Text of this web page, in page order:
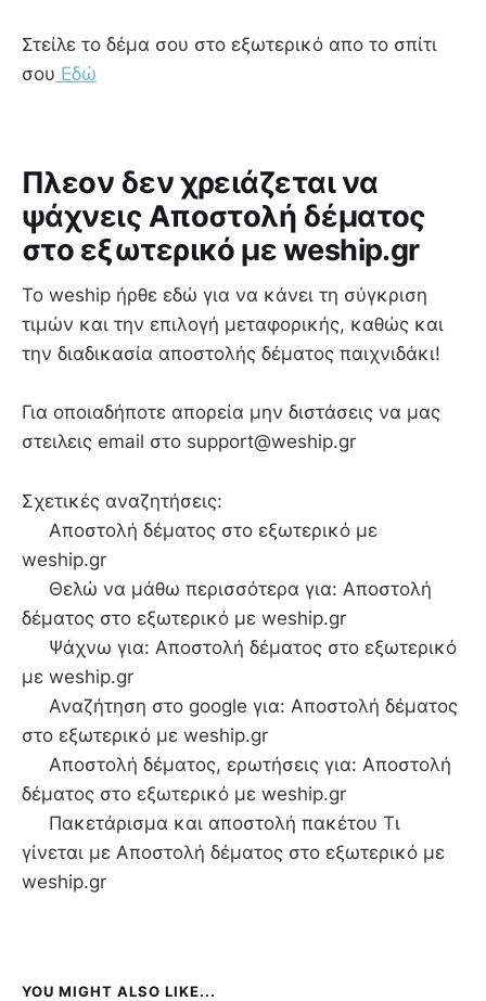
Στείλε το δέμα σου στο εξωτερικό απο το σπίτι
σου Εδώ
Πλεον δεν χρειάζεται να
ψάχνεις Aποστολή δέματος
στο εξωτερικό με weship.gr
To weship ήρθε εδώ για να κάνει τη σύγκριση
τιμών και την επιλογή μεταφορικής, καθώς και
την διαδικασία αποστολής δέματος παιχνιδάκι!
Για οποιαδήποτε απορεία μην διστάσεις να μας
στειλεις email στο support@weship.gr
Σχετικές αναζητήσεις:
Aποστολή δέματος στο εξωτερικό με
weship.gr
Θελώ να μάθω περισσότερα για: Aποστολή
δέματος στο εξωτερικό με weship.gr
Ψάχνω για: Aποστολή δέματος στο εξωτερικό
με weship.gr
Αναζήτηση στο google για: Aποστολή δέματος
στο εξωτερικό με weship.gr
Αποστολή δέματος, ερωτήσεις για: Aποστολή
δέματος στο εξωτερικό με weship.gr
Πακετάρισμα και αποστολή πακέτου Τι
γίνεται με Aποστολή δέματος στο εξωτερικό με
weship.gr
YOU MIGHT ALSO LIKE...